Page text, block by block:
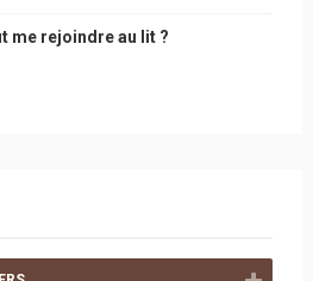
me rejoindre au lit ?